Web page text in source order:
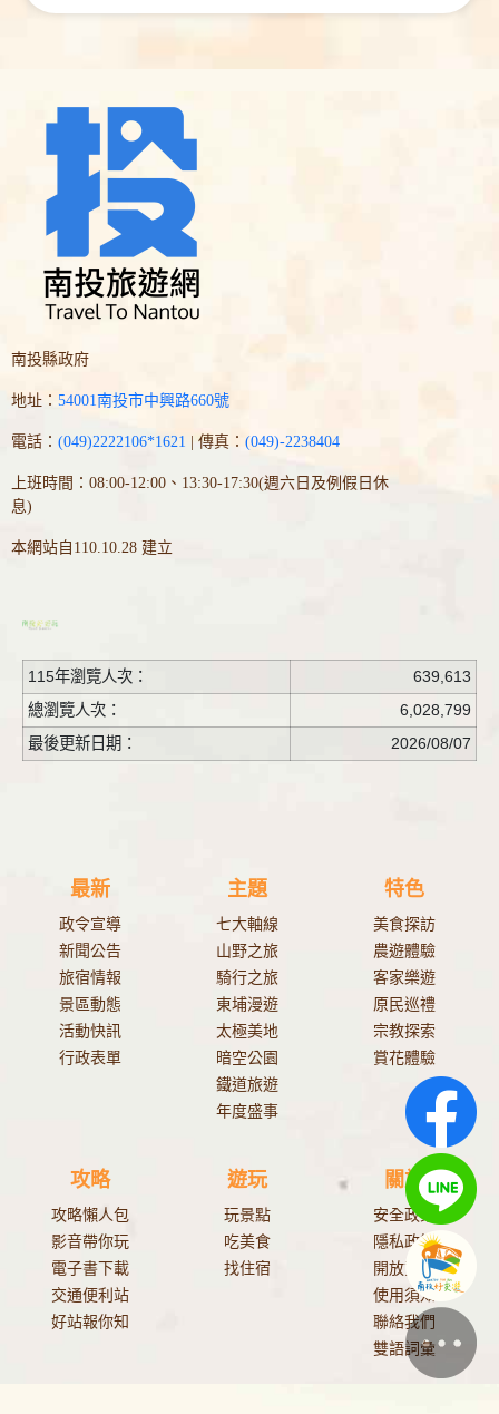
南投縣政府
地址： 54001南投市中興路660號
電話： (049)2222106*1621 | 傳真： (049)-2238404
上班時間：08:00-12:00、13:30-17:30(週六日及例假日休
息)
本網站自110.10.28 建立
115年瀏覽人次：
639,613
總瀏覽人次：
6,028,799
最後更新日期：
2026/08/07
最新
政令宣導
新聞公告
旅宿情報
景區動態
活動快訊
行政表單
主題
七大軸線
山野之旅
騎行之旅
東埔漫遊
太極美地
暗空公園
鐵道旅遊
年度盛事
特色
美食探訪
農遊體驗
客家樂遊
原民巡禮
宗教探索
賞花體驗
攻略
攻略懶人包
影音帶你玩
電子書下載
交通便利站
好站報你知
遊玩
玩景點
吃美食
找住宿
關於
安全政策
隱私政策
開放資料
使用須知
聯絡我們
雙語詞彙